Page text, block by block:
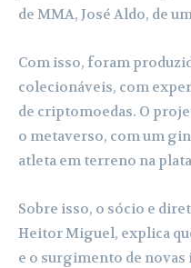
de MMA, José Aldo, de
Com isso, foram
colecionáveis, com
de criptomoedas. O
o metaverso, com um
atleta em terreno na
Sobre isso, o sócio e
Heitor Miguel, explica
e o surgimento de